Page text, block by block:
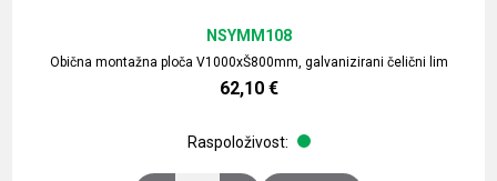
Obična montažna ploča V1000xŠ800mm, galvanizirani čelični lim
NSYMM108
62,10 €
Raspoloživost: